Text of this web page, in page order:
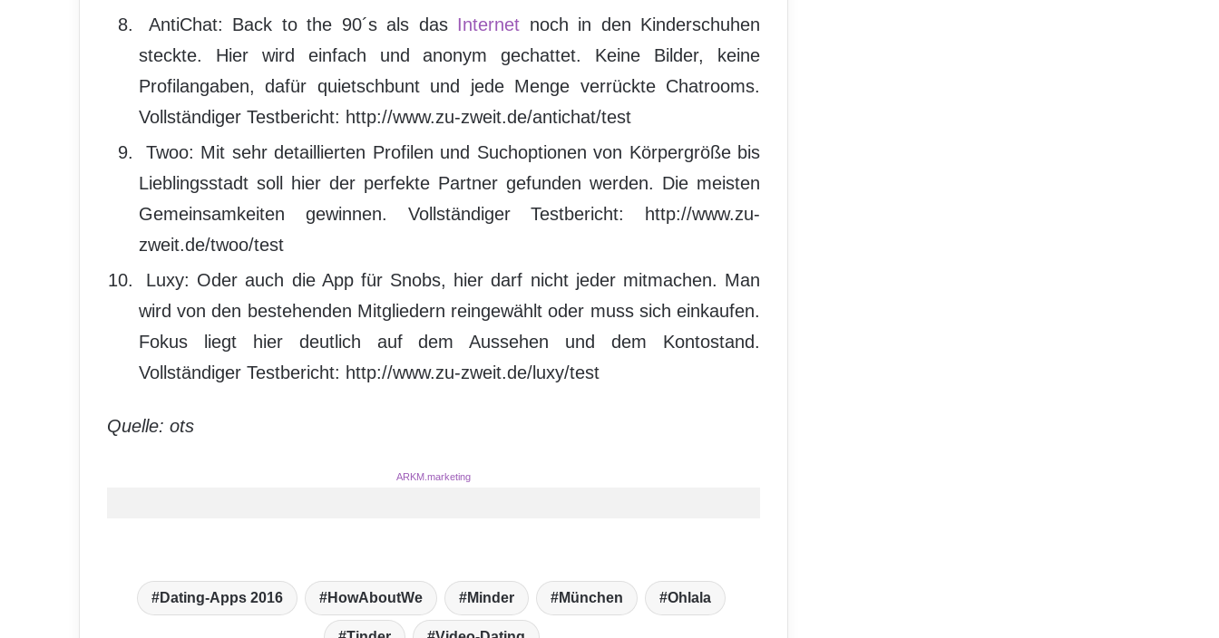
AntiChat: Back to the 90´s als das Internet noch in den Kinderschuhen
steckte. Hier wird einfach und anonym gechattet. Keine Bilder, keine
Profilangaben, dafür quietschbunt und jede Menge verrückte Chatrooms.
Vollständiger Testbericht: http://www.zu-zweit.de/antichat/test
Twoo: Mit sehr detaillierten Profilen und Suchoptionen von Körpergröße bis
Lieblingsstadt soll hier der perfekte Partner gefunden werden. Die meisten
Gemeinsamkeiten gewinnen. Vollständiger Testbericht: http://www.zu-
zweit.de/twoo/test
Luxy: Oder auch die App für Snobs, hier darf nicht jeder mitmachen. Man
wird von den bestehenden Mitgliedern reingewählt oder muss sich einkaufen.
Fokus liegt hier deutlich auf dem Aussehen und dem Kontostand.
Vollständiger Testbericht: http://www.zu-zweit.de/luxy/test
Quelle: ots
ARKM.marketing
Dating-Apps 2016 HowAboutWe Minder München Ohlala